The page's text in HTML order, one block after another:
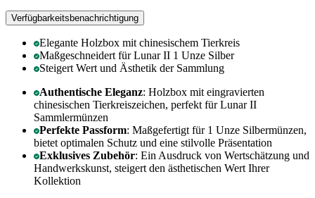
Verfügbarkeitsbenachrichtigung
Elegante Holzbox mit chinesischem Tierkreis
Maßgeschneidert für Lunar II 1 Unze Silber
Steigert Wert und Ästhetik der Sammlung
Authentische Eleganz: Holzbox mit eingravierten
chinesischen Tierkreiszeichen, perfekt für Lunar II
Sammlermünzen
Perfekte Passform: Maßgefertigt für 1 Unze Silbermünzen,
bietet optimalen Schutz und eine stilvolle Präsentation
Exklusives Zubehör: Ein Ausdruck von Wertschätzung und
Handwerkskunst, steigert den ästhetischen Wert Ihrer
Kollektion